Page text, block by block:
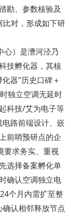
勘、参数核验及
对，形成如下研
心）是漕河泾乃
技孵化器，其核
器"历史口碑＋
独立空调无延时
科技/艾为电子等
路前端设计、嵌
前哨预研点的企
要求务实、重视
选择备案孵化单
确认空调独立电
个月内需扩至整
认相邻释放节点